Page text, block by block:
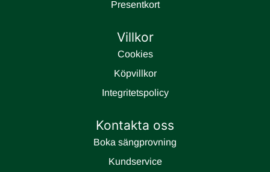
Presentkort
Villkor
Cookies
Köpvillkor
Integritetspolicy
Kontakta oss
Boka sängprovning
Kundservice